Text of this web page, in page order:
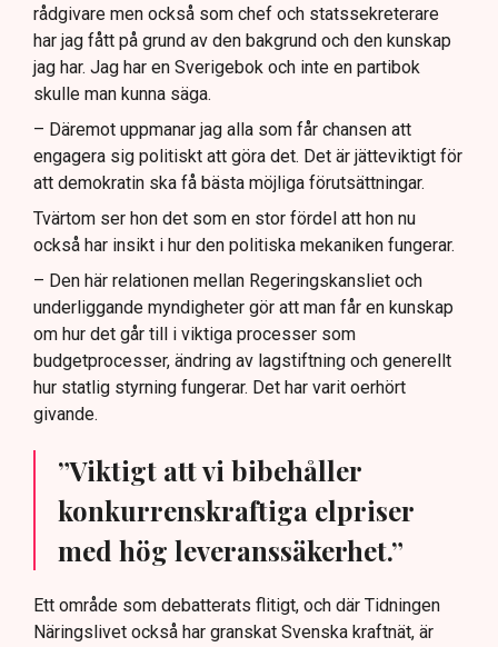
rådgivare men också som chef och statssekreterare
har jag fått på grund av den bakgrund och den kunskap
jag har. Jag har en Sverigebok och inte en partibok
skulle man kunna säga.
– Däremot uppmanar jag alla som får chansen att
engagera sig politiskt att göra det. Det är jätteviktigt för
att demokratin ska få bästa möjliga förutsättningar.
Tvärtom ser hon det som en stor fördel att hon nu
också har insikt i hur den politiska mekaniken fungerar.
– Den här relationen mellan Regeringskansliet och
underliggande myndigheter gör att man får en kunskap
om hur det går till i viktiga processer som
budgetprocesser, ändring av lagstiftning och generellt
hur statlig styrning fungerar. Det har varit oerhört
givande.
”Viktigt att vi bibehåller
konkurrenskraftiga elpriser
med hög leveranssäkerhet.”
Ett område som debatterats flitigt, och där Tidningen
Näringslivet också har granskat Svenska kraftnät, är